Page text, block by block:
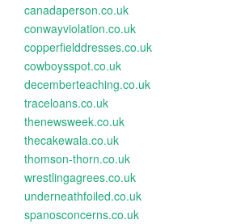
canadaperson.co.uk
conwayviolation.co.uk
copperfielddresses.co.uk
cowboysspot.co.uk
decemberteaching.co.uk
traceloans.co.uk
thenewsweek.co.uk
thecakewala.co.uk
thomson-thorn.co.uk
wrestlingagrees.co.uk
underneathfoiled.co.uk
spanosconcerns.co.uk